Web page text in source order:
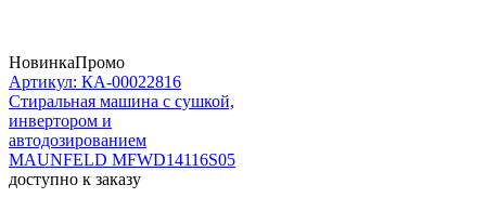
НовинкаПромо
Артикул: КА-00022816
Стиральная машина c сушкой,
инвертором и
автодозированием
MAUNFELD MFWD14116S05
доступно к заказу